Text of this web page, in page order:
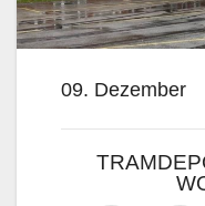
09. Dezember